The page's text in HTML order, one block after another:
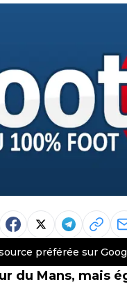
préférée sur
du Mans, mais